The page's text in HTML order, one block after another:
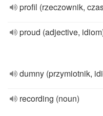
profil (rzeczownik,
proud (adjective,
dumny (przymiotnik,
recording (noun)